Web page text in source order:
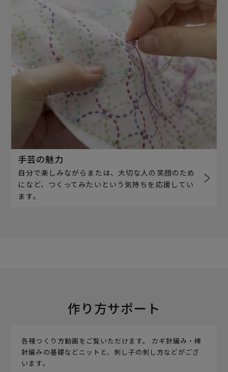
手芸の魅力
自分で楽しみながらまたは、大切な人の笑顔のため
になど、つくってみたいという気持ちを応援してい
ます。
作り方サポート
各種つくり方動画をご覧いただけます。 カギ針編み・棒
針編みの基礎などニットと、刺し子の刺し方などがござ
います。